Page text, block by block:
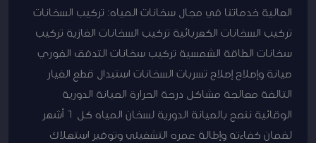
العالية خدماتنا في مجال سخانات المياه: تركيب السخانات
تركيب السخانات الكهربائية تركيب السخانات الغازية تركيب
سخانات الطاقة الشمسية تركيب سخانات التدفق الفوري
صيانة وإصلاح إصلاح تسربات السخانات استبدال قطع الغيار
التالفة معالجة مشاكل درجة الحرارة الصيانة الدورية
الوقائية ننصح بالصيانة الدورية لسخان المياه كل 6 أشهر
لضمان كفاءته وإطالة عمره التشغيلي وتوفير استهلاك